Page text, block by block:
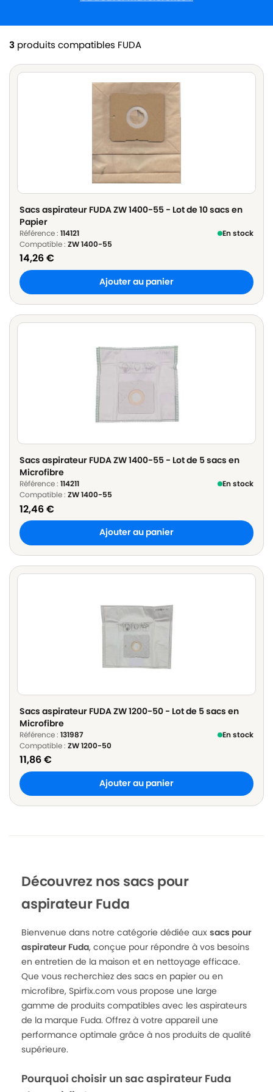
3 produits compatibles FUDA
Sacs aspirateur FUDA ZW 1400-55 - Lot de 10 sacs en
Papier
Référence : 114121
En stock
Compatible : ZW 1400-55
14,26€
Ajouter au panier
Sacs aspirateur FUDA ZW 1400-55 - Lot de 5 sacs en
Microfibre
Référence : 114211
En stock
Compatible : ZW 1400-55
12,46€
Ajouter au panier
Sacs aspirateur FUDA ZW 1200-50 - Lot de 5 sacs en
Microfibre
Référence : 131987
En stock
Compatible : ZW 1200-50
11,86€
Ajouter au panier
Découvrez nos sacs pour
aspirateur Fuda
Bienvenue dans notre catégorie dédiée aux sacs pour
aspirateur Fuda, conçue pour répondre à vos besoins
en entretien de la maison et en nettoyage efficace.
Que vous recherchiez des sacs en papier ou en
microfibre, Spirfix.com vous propose une large
gamme de produits compatibles avec les aspirateurs
de la marque Fuda. Offrez à votre appareil une
performance optimale grâce à nos produits de qualité
supérieure.
Pourquoi choisir un sac aspirateur Fuda